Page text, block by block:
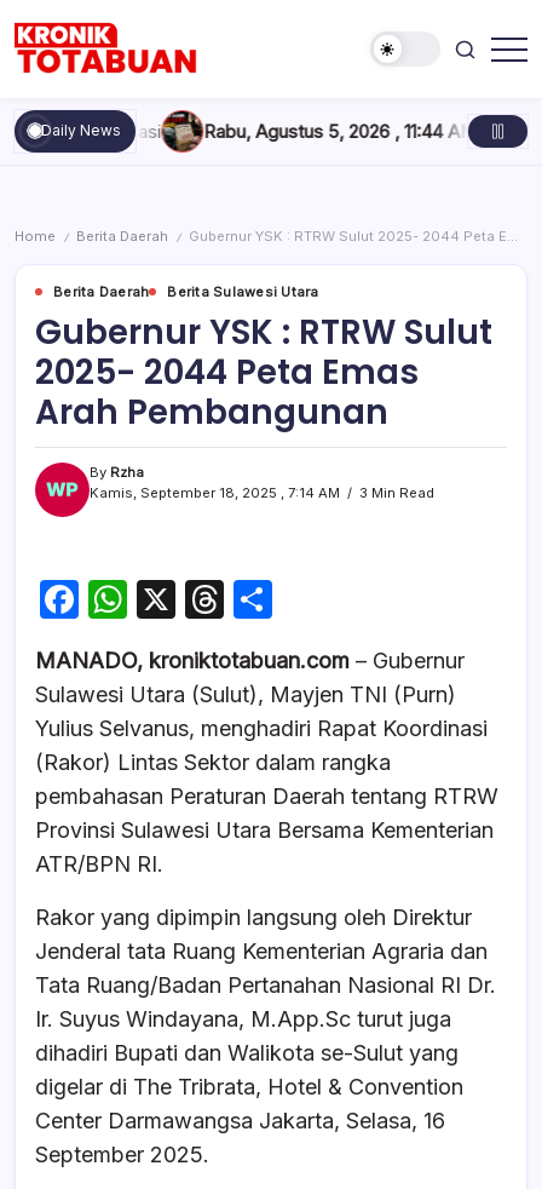
content
Totabuan
hari
ini
Kronik
Daily NewsRabu, Agustus 5, 2026 , 11:44 AMAnak Kadis Dishub
Home / Berita Daerah / Gubernur YSK : RTRW Sulut 2025- 2044 Peta Emas Arah Pembangunan
Berita Daerah Berita Sulawesi Utara
Gubernur YSK : RTRW Sulut
2025- 2044 Peta Emas
Arah Pembangunan
By Rzha
Kamis, September 18, 2025 , 7:14 AM
3 Min Read
F
c
e
b
o
o
k
W
at
s
A
p
p
X
T
e
a
d
s
ar
e
MANADO, kroniktotabuan.com – Gubernur
Sulawesi Utara (Sulut), Mayjen TNI (Purn)
Yulius Selvanus, menghadiri Rapat Koordinasi
(Rakor) Lintas Sektor dalam rangka
pembahasan Peraturan Daerah tentang RTRW
Provinsi Sulawesi Utara Bersama Kementerian
ATR/BPN RI.
Rakor yang dipimpin langsung oleh Direktur
Jenderal tata Ruang Kementerian Agraria dan
Tata Ruang/Badan Pertanahan Nasional RI Dr.
Ir. Suyus Windayana, M.App.Sc turut juga
dihadiri Bupati dan Walikota se-Sulut yang
digelar di The Tribrata, Hotel & Convention
Center Darmawangsa Jakarta, Selasa, 16
September 2025.